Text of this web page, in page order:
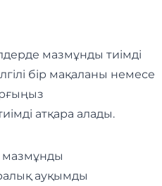
мазмұнды тиімді
бір мақаланы немесе
атқара алады.
мазмұнды
ауқымды